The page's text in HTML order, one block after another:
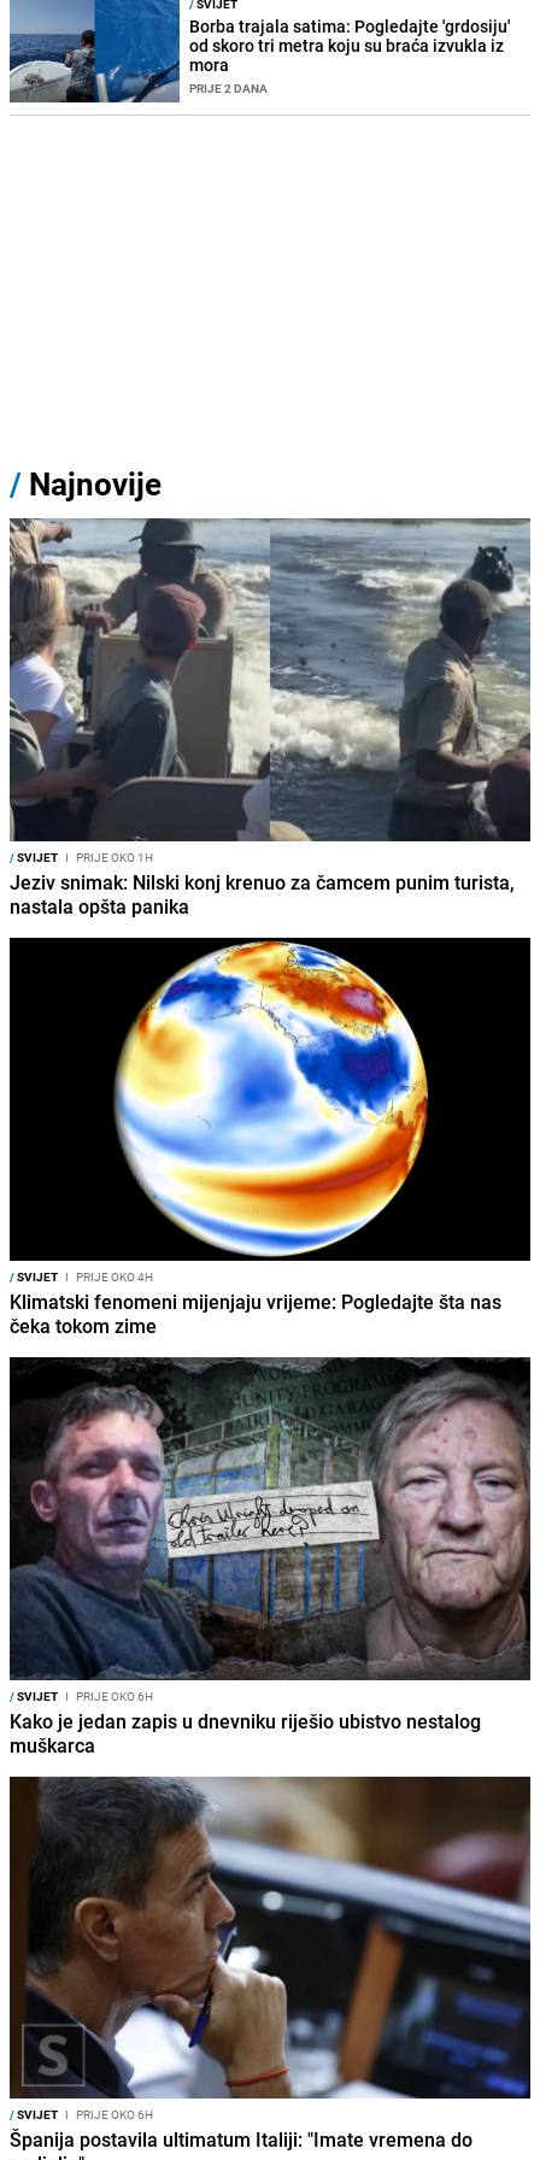
/SVIJET
Borba trajala satima: Pogledajte 'grdosiju'
od skoro tri metra koju su braća izvukla iz
mora
PRIJE 2 DANA
/ Najnovije
/SVIJET I PRIJE OKO 1H
Jeziv snimak: Nilski konj krenuo za čamcem punim turista,
nastala opšta panika
/SVIJET I PRIJE OKO 4H
Klimatski fenomeni mijenjaju vrijeme: Pogledajte šta nas
čeka tokom zime
/SVIJET I PRIJE OKO 6H
Kako je jedan zapis u dnevniku riješio ubistvo nestalog
muškarca
/SVIJET I PRIJE OKO 6H
Španija postavila ultimatum Italiji: "Imate vremena do